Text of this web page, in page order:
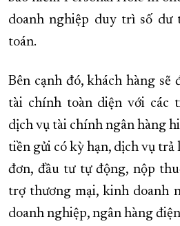
doanh nghiệp duy trì số dư
toán.
Bên cạnh đó, khách hàng sẽ
tài chính toàn diện với các
dịch vụ tài chính ngân hàng
tiền gửi có kỳ hạn, dịch vụ trả
đơn, đầu tư tự động, nộp
trợ thương mại, kinh doanh
doanh nghiệp, ngân hàng